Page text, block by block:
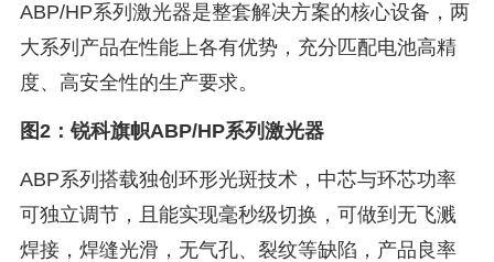
ABP/HP系列激光器是整套解决方案的核心设备，两
大系列产品在性能上各有优势，充分匹配电池高精
度、高安全性的生产要求。
图2：锐科旗帜ABP/HP系列激光器
ABP系列搭载独创环形光斑技术，中芯与环芯功率
可独立调节，且能实现毫秒级切换，可做到无飞溅
焊接，焊缝光滑，无气孔、裂纹等缺陷，产品良率